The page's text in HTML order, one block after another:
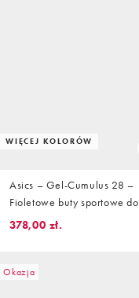
WIĘCEJ KOLORÓW
Asics – Gel-Cumulus 28 –
Fioletowe buty sportowe do
biegania
378,00 zł.
Okazja